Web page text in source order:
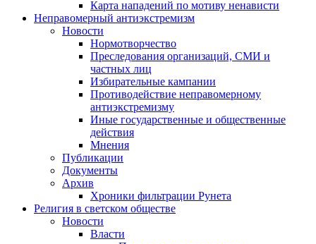
Карта нападений по мотиву ненависти
Неправомерный антиэкстремизм
Новости
Нормотворчество
Преследования организаций, СМИ и
частных лиц
Избирательные кампании
Противодействие неправомерному
антиэкстремизму
Иные государственные и общественные
действия
Мнения
Публикации
Документы
Архив
Хроники фильтрации Рунета
Религия в светском обществе
Новости
Власти